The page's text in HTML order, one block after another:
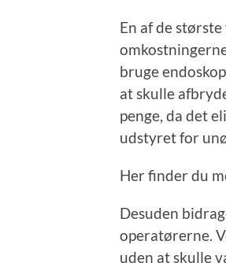
En af de
bruge
at skulle
penge, da det
udstyret for
Her finder du
Desuden
operatørerne.
uden at skulle